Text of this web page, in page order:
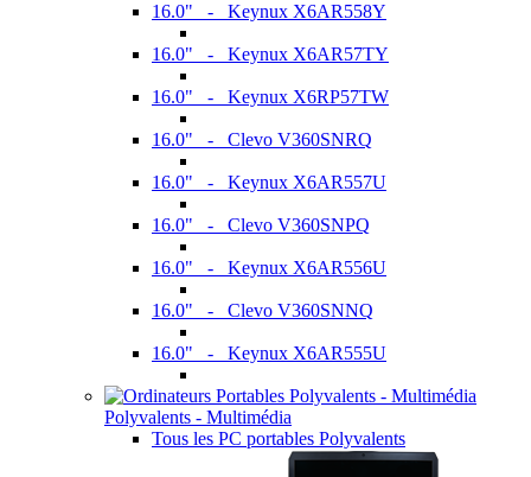
16.0" - Keynux X6AR558Y
16.0" - Keynux X6AR57TY
16.0" - Keynux X6RP57TW
16.0" - Clevo V360SNRQ
16.0" - Keynux X6AR557U
16.0" - Clevo V360SNPQ
16.0" - Keynux X6AR556U
16.0" - Clevo V360SNNQ
16.0" - Keynux X6AR555U
Polyvalents - Multimédia
Tous les PC portables Polyvalents